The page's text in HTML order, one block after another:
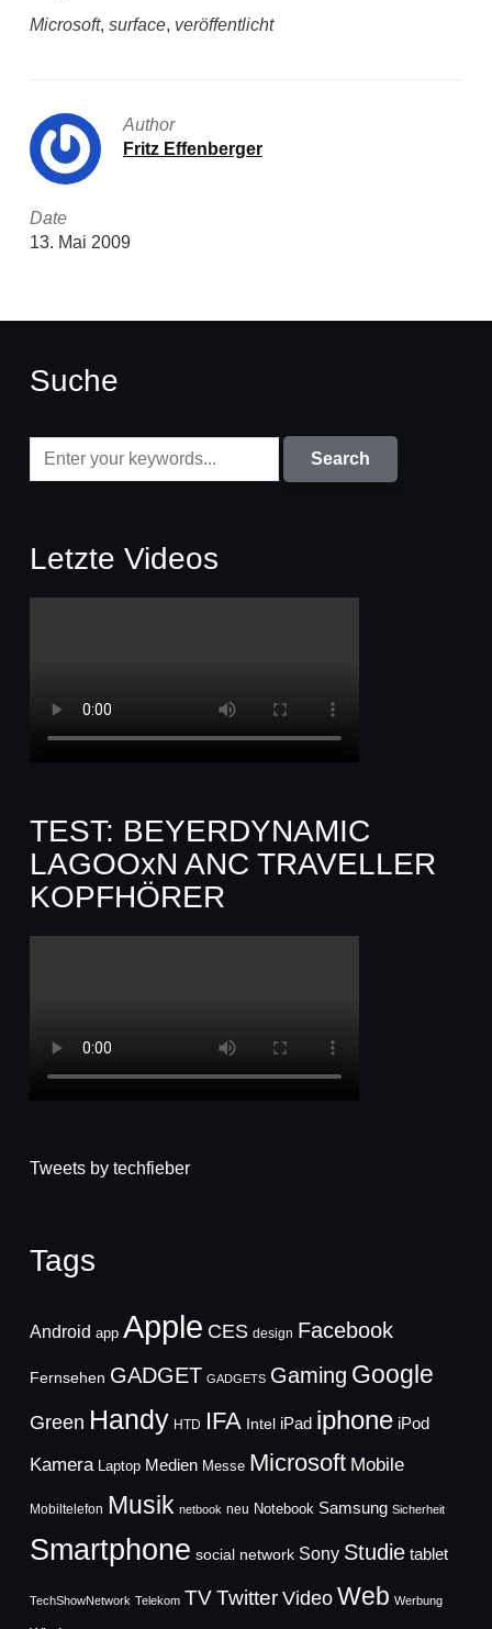
Microsoft, surface, veröffentlicht
Author
Fritz Effenberger
Date
13. Mai 2009
Suche
Letzte Videos
TEST: BEYERDYNAMIC
LAGOOxN ANC TRAVELLER
KOPFHÖRER
Tweets by techfieber
Tags
Android app Apple CES design Facebook
Fernsehen GADGET GADGETS Gaming Google
Green Handy HTD IFA Intel iPad iphone iPod
Kamera Laptop Medien Messe Microsoft Mobile
Mobiltelefon Musik netbook neu Notebook Samsung Sicherheit
Smartphone social network Sony Studie tablet
TechShowNetwork Telekom TVTwitter Video Web Werbung